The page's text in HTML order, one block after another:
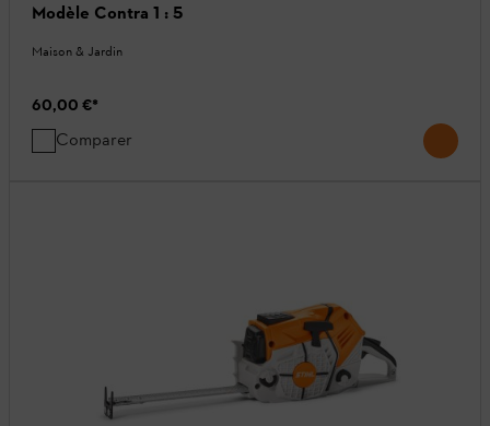
Modèle Contra 1 : 5
Maison & Jardin
60,00 €*
Comparer